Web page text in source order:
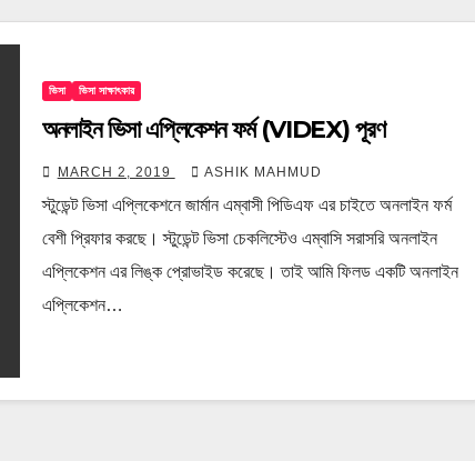
ভিসা ভিসা সাক্ষাৎকার
অনলাইন ভিসা এপ্লিকেশন ফর্ম (VIDEX) পূরণ
MARCH 2, 2019 ASHIK MAHMUD
স্টুডেন্ট ভিসা এপ্লিকেশনে জার্মান এম্বাসী পিডিএফ এর চাইতে অনলাইন ফর্ম
বেশী প্রিফার করছে। স্টুডেন্ট ভিসা চেকলিস্টেও এম্বাসি সরাসরি অনলাইন
এপ্লিকেশন এর লিঙ্ক প্রোভাইড করেছে। তাই আমি ফিলড একটি অনলাইন
এপ্লিকেশন…